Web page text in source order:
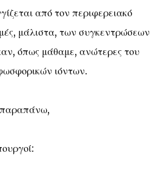
από τον περιφερειακό
μάλιστα, των συγκεντρώσεων
όπως μάθαμε, ανώτερες του
ιόντων.